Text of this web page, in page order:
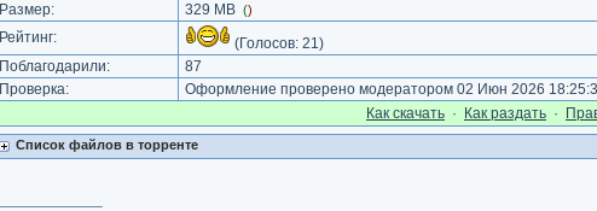
Размер:
329 MB ()
Рейтинг: (Голосов: 21)
Поблагодарили:
87
Проверка:
Оформление проверено модератором 02 Июн 2026
Как cкачать · Как раздать ·
Список файлов в торренте